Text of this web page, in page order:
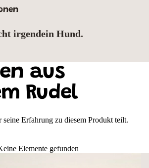
irgendein Hund.
einen Charakter – und gehört zu dir wie kein
Warnweste das verschweigen? Mit deinem
Wunschnamen trägst du ihn buchstäblich nah
sichtbar für alle, die es wissen sollen.
& Motiv
Klettverschluss
& Hundesport
Motivauswahl: Malinois
aus
Rudel
seine Erfahrung zu diesem Produkt teilt.
Elemente gefunden